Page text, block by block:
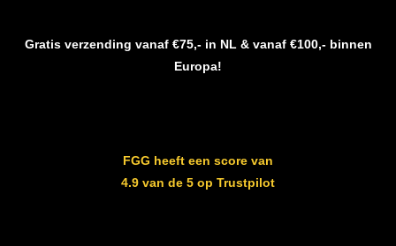
Gratis verzending vanaf €75,- in NL & vanaf €100,- binnen
Europa!
FGG heeft een score van
4.9 van de 5 op Trustpilot